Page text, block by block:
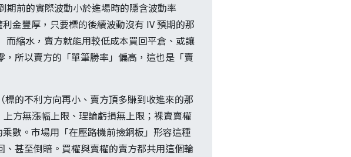
前的實際波動小於進場時的隱含波動率
金豐厚，只要標的後續波動沒有 IV 預期的那
縮水，賣方就能用較低成本買回平倉、或讓
所以賣方的「單筆勝率」偏高，這也是「賣
的不利方向再小、賣方頂多賺到收進來的那
方無漲幅上限、理論虧損無上限；裸賣賣權
數。市場用「在壓路機前撿銅板」形容這種
甚至倒賠。買權與賣權的賣方都共用這個輪